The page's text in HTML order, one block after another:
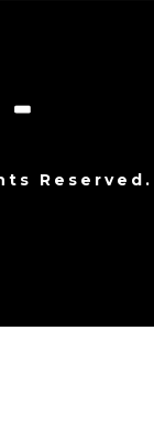
Reserved.